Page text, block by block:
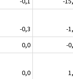
-0,3
-
0,0
-
0,0